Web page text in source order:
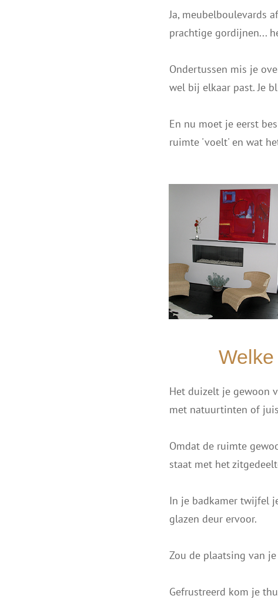
Ja, meubelboulevards
prachtige gordijnen...
Ondertussen mis je
wel bij elkaar past. Je
En nu moet je eerst
ruimte 'voelt' en wat
Het duizelt je gewoon
met natuurtinten of
Omdat de ruimte
staat met het
In je badkamer twijfel
glazen deur ervoor.
Zou de plaatsing van
Gefrustreerd kom je